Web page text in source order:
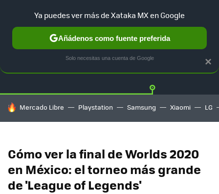
Twitter
HOY SE HABLA DE
Mercado Libre Playstation Samsung Xiaomi LG
Cómo ver la final de Worlds 2020
en México: el torneo más grande
de 'League of Legends'
×
Ya puedes ver más de Xataka MX en Google
Añádenos como fuente preferida
Solo necesitas una cuenta de Google